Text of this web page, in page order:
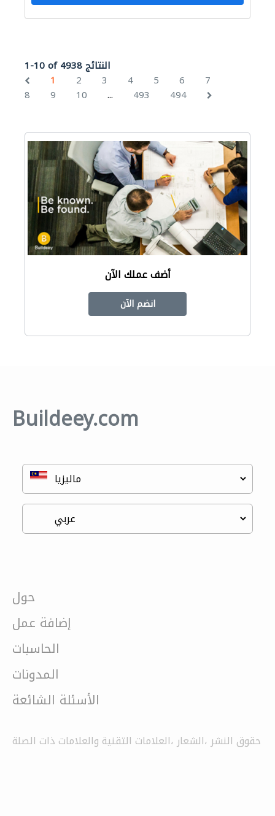
1-10 of 4938 النتائج
1
2 3 4 5 6
7
8
9 10 ... 493 494
أضف عملك الآن
انضم الآن
Buildeey.com
حول
إضافة عمل
الحاسبات
المدونات
الأسئلة الشائعة
حقوق النشر ،الشعار ،العلامات التقنية والعلامات ذات الصلة